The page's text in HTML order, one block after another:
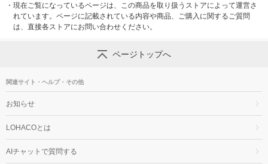
・ 現在ご覧になっているページは、この商品を取り扱うストアによって運営さ
れています。ページに記載されている内容や商品、ご購入に関するご質問
は、直接各ストアにお問い合わせください。
ページトップへ
関連サイト・ヘルプ・その他
お知らせ
LOHACOとは
AIチャットで質問する